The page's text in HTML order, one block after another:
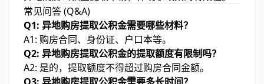
常见问答 (Q&A)
Q1: 异地购房提取公积金需要哪些材料？
A1: 购房合同、身份证、户口本等。
Q2: 异地购房提取公积金的提取额度有限制吗？
A2: 是的，提取额度不得超过购房合同金额。